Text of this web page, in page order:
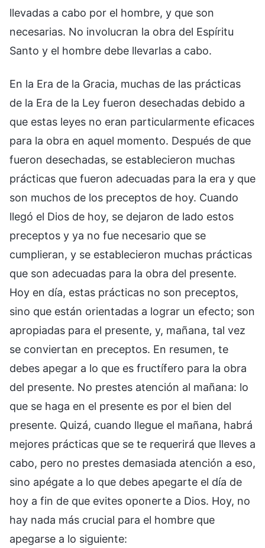
llevadas a cabo por el hombre, y que son
necesarias. No involucran la obra del Espíritu
Santo y el hombre debe llevarlas a cabo.
En la Era de la Gracia, muchas de las prácticas
de la Era de la Ley fueron desechadas debido a
que estas leyes no eran particularmente eficaces
para la obra en aquel momento. Después de que
fueron desechadas, se establecieron muchas
prácticas que fueron adecuadas para la era y que
son muchos de los preceptos de hoy. Cuando
llegó el Dios de hoy, se dejaron de lado estos
preceptos y ya no fue necesario que se
cumplieran, y se establecieron muchas prácticas
que son adecuadas para la obra del presente.
Hoy en día, estas prácticas no son preceptos,
sino que están orientadas a lograr un efecto; son
apropiadas para el presente, y, mañana, tal vez
se conviertan en preceptos. En resumen, te
debes apegar a lo que es fructífero para la obra
del presente. No prestes atención al mañana: lo
que se haga en el presente es por el bien del
presente. Quizá, cuando llegue el mañana, habrá
mejores prácticas que se te requerirá que lleves a
cabo, pero no prestes demasiada atención a eso,
sino apégate a lo que debes apegarte el día de
hoy a fin de que evites oponerte a Dios. Hoy, no
hay nada más crucial para el hombre que
apegarse a lo siguiente: